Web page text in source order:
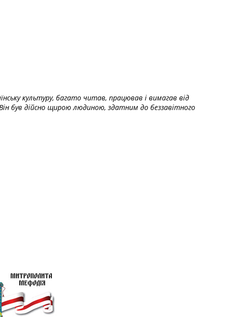
культуру, багато читав, працював і вимагав від
був дійсно щирою людиною, здатним до беззавітного